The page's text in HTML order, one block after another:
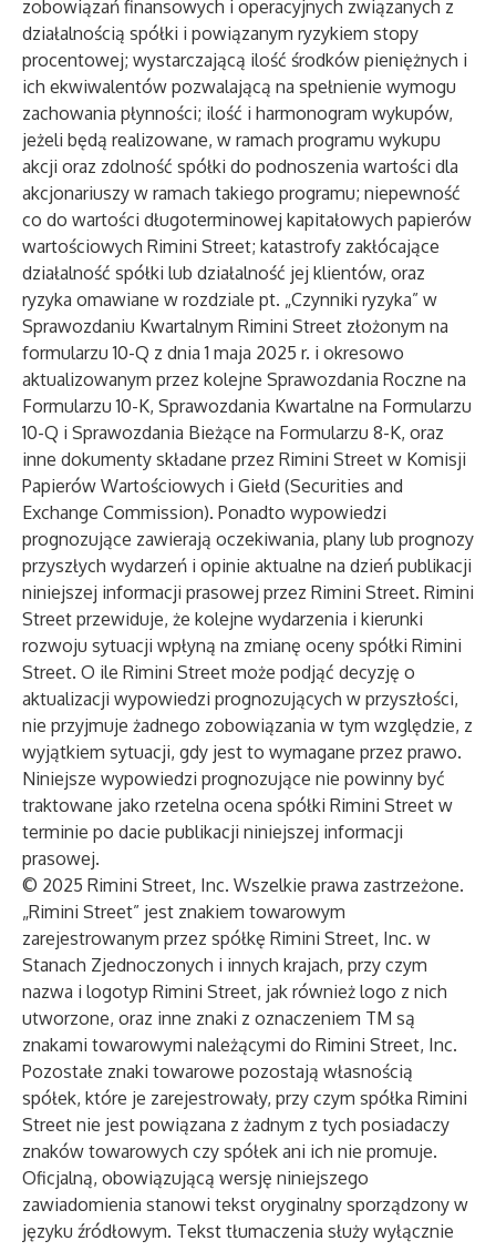
zobowiązań finansowych i operacyjnych związanych z
działalnością spółki i powiązanym ryzykiem stopy
procentowej; wystarczającą ilość środków pieniężnych i
ich ekwiwalentów pozwalającą na spełnienie wymogu
zachowania płynności; ilość i harmonogram wykupów,
jeżeli będą realizowane, w ramach programu wykupu
akcji oraz zdolność spółki do podnoszenia wartości dla
akcjonariuszy w ramach takiego programu; niepewność
co do wartości długoterminowej kapitałowych papierów
wartościowych Rimini Street; katastrofy zakłócające
działalność spółki lub działalność jej klientów, oraz
ryzyka omawiane w rozdziale pt. „Czynniki ryzyka” w
Sprawozdaniu Kwartalnym Rimini Street złożonym na
formularzu 10-Q z dnia 1 maja 2025 r. i okresowo
aktualizowanym przez kolejne Sprawozdania Roczne na
Formularzu 10-K, Sprawozdania Kwartalne na Formularzu
10-Q i Sprawozdania Bieżące na Formularzu 8-K, oraz
inne dokumenty składane przez Rimini Street w Komisji
Papierów Wartościowych i Giełd (Securities and
Exchange Commission). Ponadto wypowiedzi
prognozujące zawierają oczekiwania, plany lub prognozy
przyszłych wydarzeń i opinie aktualne na dzień publikacji
niniejszej informacji prasowej przez Rimini Street. Rimini
Street przewiduje, że kolejne wydarzenia i kierunki
rozwoju sytuacji wpłyną na zmianę oceny spółki Rimini
Street. O ile Rimini Street może podjąć decyzję o
aktualizacji wypowiedzi prognozujących w przyszłości,
nie przyjmuje żadnego zobowiązania w tym względzie, z
wyjątkiem sytuacji, gdy jest to wymagane przez prawo.
Niniejsze wypowiedzi prognozujące nie powinny być
traktowane jako rzetelna ocena spółki Rimini Street w
terminie po dacie publikacji niniejszej informacji
prasowej.
© 2025 Rimini Street, Inc. Wszelkie prawa zastrzeżone.
„Rimini Street” jest znakiem towarowym
zarejestrowanym przez spółkę Rimini Street, Inc. w
Stanach Zjednoczonych i innych krajach, przy czym
nazwa i logotyp Rimini Street, jak również logo z nich
utworzone, oraz inne znaki z oznaczeniem TM są
znakami towarowymi należącymi do Rimini Street, Inc.
Pozostałe znaki towarowe pozostają własnością
spółek, które je zarejestrowały, przy czym spółka Rimini
Street nie jest powiązana z żadnym z tych posiadaczy
znaków towarowych czy spółek ani ich nie promuje.
Oficjalną, obowiązującą wersję niniejszego
zawiadomienia stanowi tekst oryginalny sporządzony w
języku źródłowym. Tekst tłumaczenia służy wyłącznie